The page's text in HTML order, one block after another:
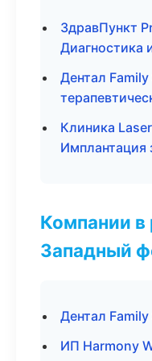
ЗдравПункт
Диагностика
Дентал
Клиника
Имплантация
Компании в
Западный
Дентал
ИП Harmony